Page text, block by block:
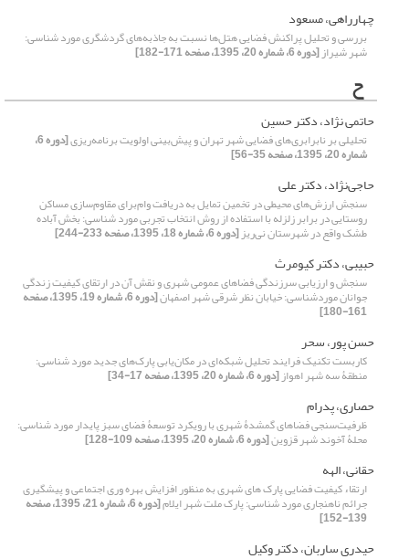
چهارراهی، مسعود
بررسی و تحلیل پراکنش فضایی هتل‌ها نسبت به جاذبه‌های گردشگری مورد شناسی:
شهر شیراز[دوره 6، شماره 20، 1395، صفحه 171-182]
ح
حاتمی نژاد، دکتر حسین
تحلیلی بر نابرابری‌های فضایی شهر تهران و پیش‌بینی اولویت برنامه‌ریزی [دوره 6،
شماره 20، 1395، صفحه 35-56]
حاجی‌نژاد، دکتر علی
سنجش ارزش‌های‌ محیطی‌ در تخمین تمایل به دریافت وام‌برای مقاوم‌سازی مساکن
روستایی در برابر زلزله با استفاده از روش انتخاب تجربی مورد شناسی: بخش آباده
‌طشک واقع در شهرستان نی‌ریز[دوره 6، شماره 18، 1395، صفحه 233-244]
حبیبی، دکتر کیومرث
سنجش و ارزیابی سرزندگی فضاهای عمومی شهری و نقش آن در ارتقای کیفیت زندگی
جوانان موردشناسی: خیابان نظر شرقی شهر اصفهان [دوره 6، شماره 19، 1395، صفحه
161-180]
حسن پور، سحر
کاربست تکنیک فرایند تحلیل شبکه‌ای در مکان‌یابی پارک‌‌های جدید مورد شناسی:
منطقۀ سه شهر اهواز[دوره 6، شماره 20، 1395، صفحه 17-34]
حصاری، پدرام
ظرفیت‌سنجی فضاهای گمشدۀ شهری با رویکرد توسعۀ فضای سبز پایدار مورد شناسی:
محلۀ آخوند شهر قزوین[دوره 6، شماره 20، 1395، صفحه 109-128]
حقانی، الهه
ارتقاء کیفیت فضایی پارک های شهری به منظور افزایش بهره وری اجتماعی و پیشگیری
جرائم ناهنجاری مورد شناسی: پارک ملت شهر ایلام [دوره 6، شماره 21، 1395، صفحه
139-152]
حیدری ساربان، دکتر وکیل